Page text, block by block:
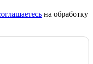
на обработку